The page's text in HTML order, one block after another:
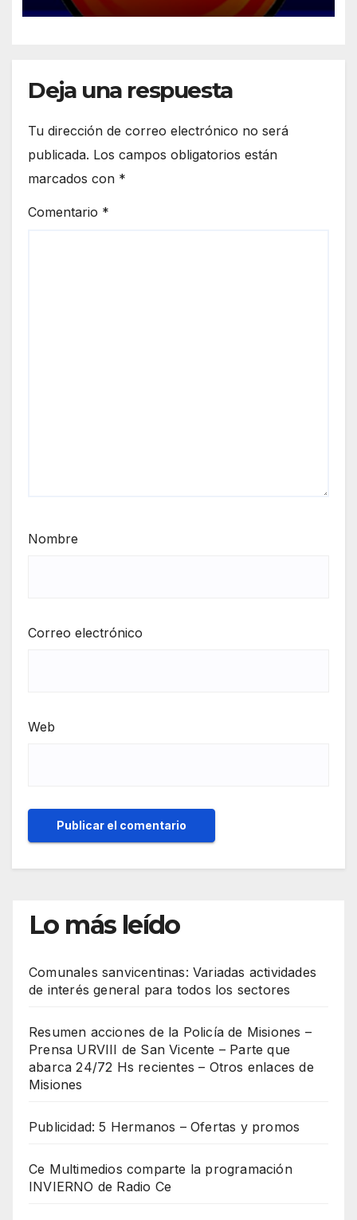
Deja una respuesta
Tu dirección de correo electrónico no será
publicada. Los campos obligatorios están
marcados con *
Comentario *
Nombre
Correo electrónico
Web
Lo más leído
Comunales sanvicentinas: Variadas actividades
de interés general para todos los sectores
Resumen acciones de la Policía de Misiones –
Prensa URVIII de San Vicente – Parte que
abarca 24/72 Hs recientes – Otros enlaces de
Misiones
Publicidad: 5 Hermanos – Ofertas y promos
Ce Multimedios comparte la programación
INVIERNO de Radio Ce